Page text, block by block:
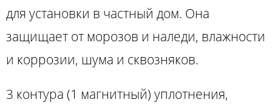
для установки в частный дом. Она
защищает от морозов и наледи, влажности
и коррозии, шума и сквозняков.
3 контура (1 магнитный) уплотнения,